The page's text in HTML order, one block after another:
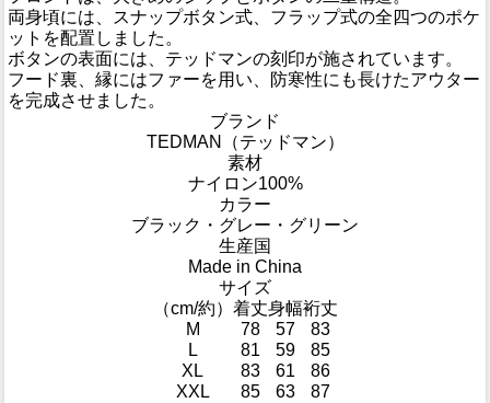
両身頃には、スナップボタン式、フラップ式の全四つのポケ
ットを配置しました。
ボタンの表面には、テッドマンの刻印が施されています。
フード裏、縁にはファーを用い、防寒性にも長けたアウター
を完成させました。
ブランド
TEDMAN（テッドマン）
素材
ナイロン100%
カラー
ブラック・グレー・グリーン
生産国
Made in China
サイズ
（cm/約） 着丈身幅裄丈
M
78 57
83
L
81 59
85
XL
83 61
86
XXL
85 63 87